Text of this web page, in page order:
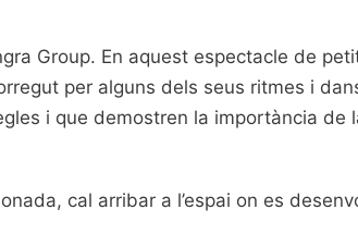
Group. En aquest espectacle de
per alguns dels seus ritmes i
i que demostren la importància
cal arribar a l’espai on es